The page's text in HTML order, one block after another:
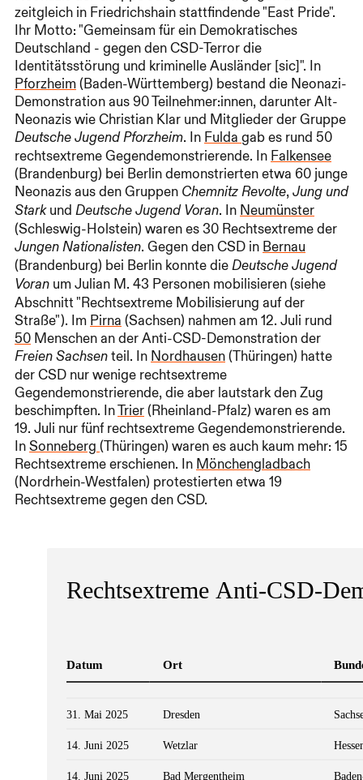
zeitgleich in Friedrichshain stattfindende "East Pride".
Ihr Motto: "Gemeinsam für ein Demokratisches
Deutschland - gegen den CSD-Terror die
Identitätsstörung und kriminelle Ausländer [sic]". In
Pforzheim(Baden-Württemberg) bestand die Neonazi-
Demonstration aus 90 Teilnehmer:innen, darunter Alt-
Neonazis wie Christian Klar und Mitglieder der Gruppe
Deutsche Jugend Pforzheim. In Fulda gab es rund 50
rechtsextreme Gegendemonstrierende. In Falkensee
(Brandenburg) bei Berlin demonstrierten etwa 60 junge
Neonazis aus den Gruppen Chemnitz Revolte, Jung und
Starkund Deutsche Jugend Voran. In Neumünster
(Schleswig-Holstein) waren es 30 Rechtsextreme der
Jungen Nationalisten. Gegen den CSD in Bernau
(Brandenburg) bei Berlin konnte die Deutsche Jugend
Voran um Julian M. 43 Personen mobilisieren (siehe
Abschnitt "Rechtsextreme Mobilisierung auf der
Straße"). Im Pirna (Sachsen) nahmen am 12. Juli rund
50 Menschen an der Anti-CSD-Demonstration der
Freien Sachsen teil. In Nordhausen(Thüringen) hatte
der CSD nur wenige rechtsextreme
Gegendemonstrierende, die aber lautstark den Zug
beschimpften. InTrier(Rheinland-Pfalz) waren es am
19. Juli nur fünf rechtsextreme Gegendemonstrierende.
InSonneberg (Thüringen) waren es auch kaum mehr: 15
Rechtsextreme erschienen. In Mönchengladbach
(Nordrhein-Westfalen) protestierten etwa 19
Rechtsextreme gegen den CSD.